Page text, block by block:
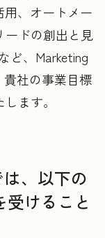
、オートメー
ードの創出と見
ど、Marketing
社の事業目標
ます。
、以下の
けること